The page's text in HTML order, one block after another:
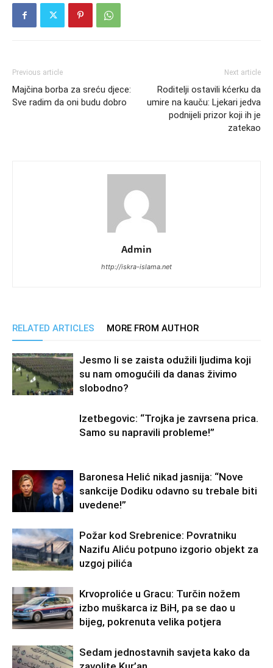
Previous article
Majčina borba za sreću djece:
Sve radim da oni budu dobro
Next article
Roditelji ostavili kćerku da
umire na kauču: Ljekari jedva
podnijeli prizor koji ih je
zatekao
Admin
http://iskra-islama.net
RELATED ARTICLES MORE FROM AUTHOR
Jesmo li se zaista odužili ljudima koji
su nam omogućili da danas živimo
slobodno?
Izetbegovic: “Trojka je zavrsena prica.
Samo su napravili probleme!”
Baronesa Helić nikad jasnija: “Nove
sankcije Dodiku odavno su trebale biti
uvedene!”
Požar kod Srebrenice: Povratniku
Nazifu Aliću potpuno izgorio objekt za
uzgoj pilića
Krvoproliće u Gracu: Turčin nožem
izbo muškarca iz BiH, pa se dao u
bijeg, pokrenuta velika potjera
Sedam jednostavnih savjeta kako da